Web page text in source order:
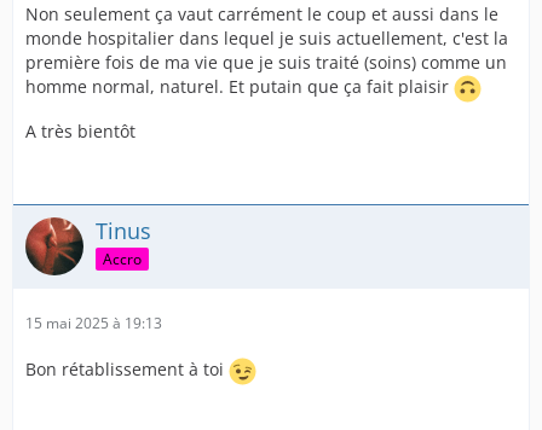
Non seulement ça vaut carrément le coup et aussi dans le
monde hospitalier dans lequel je suis actuellement, c'est la
première fois de ma vie que je suis traité (soins) comme un
homme normal, naturel. Et putain que ça fait plaisir
A très bientôt
Tinus
Accro
15 mai 2025 à 19:13
Bon rétablissement à toi